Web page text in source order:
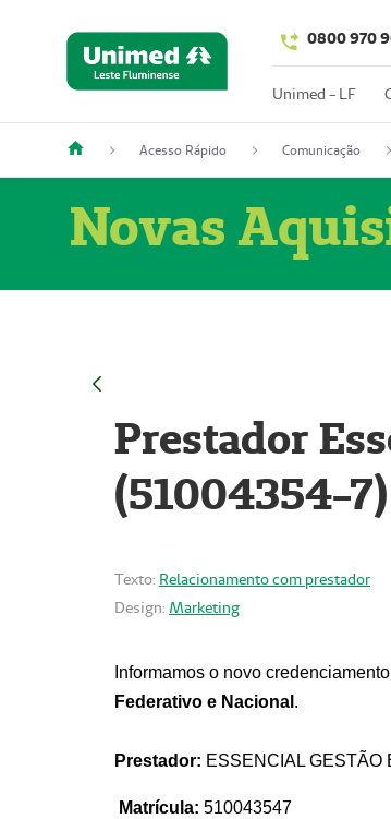
0800 970
Unimed - LF
Acesso Rápido Comunicação
Novas
Prestador
(51004354-7)
Texto: Relacionamento com prestador
Design: Marketing
Informamos o novo
Federativo e Nacional .
Prestador: ESSENCIAL GESTÃO
Matrícula: 510043547